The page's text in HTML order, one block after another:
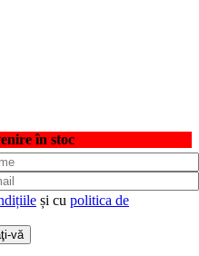
în stoc
și cu politica de